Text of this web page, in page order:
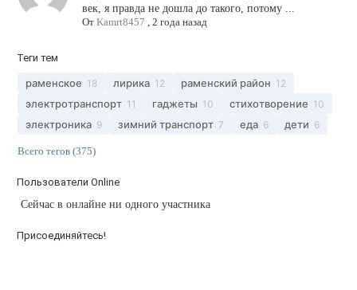
век, я правда не дошла до такого, потому ...
От Kamrt8457 , 2 года назад
Теги тем
раменское 18 лирика 12 раменский район 12
электротранспорт 11 гаджеты 10 стихотворение 10
электроника 9 зимний транспорт 7 еда 6 дети 6
Всего тегов (375)
Пользователи Online
Сейчас в онлайне ни одного участника
Присоединяйтесь!